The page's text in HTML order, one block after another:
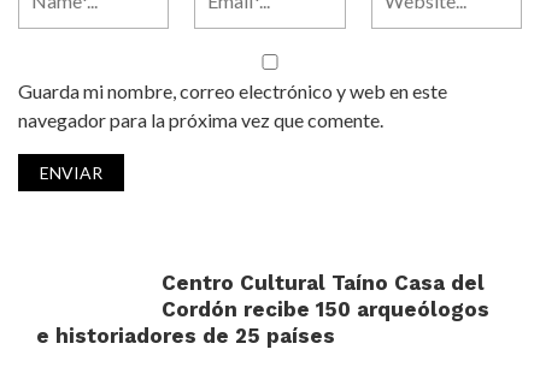
Guarda mi nombre, correo electrónico y web en este
navegador para la próxima vez que comente.
Centro Cultural Taíno Casa del
Cordón recibe 150 arqueólogos
e historiadores de 25 países